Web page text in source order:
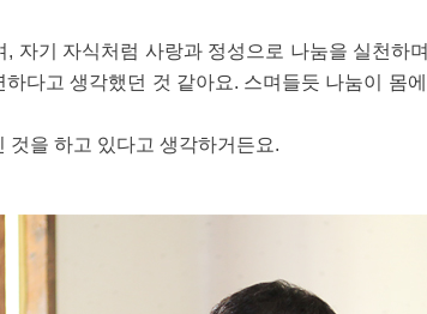
자기 자식처럼 사랑과 정성으로 나눔을 실천하
다고 생각했던 것 같아요. 스며들듯 나눔이 몸
것을 하고 있다고 생각하거든요.